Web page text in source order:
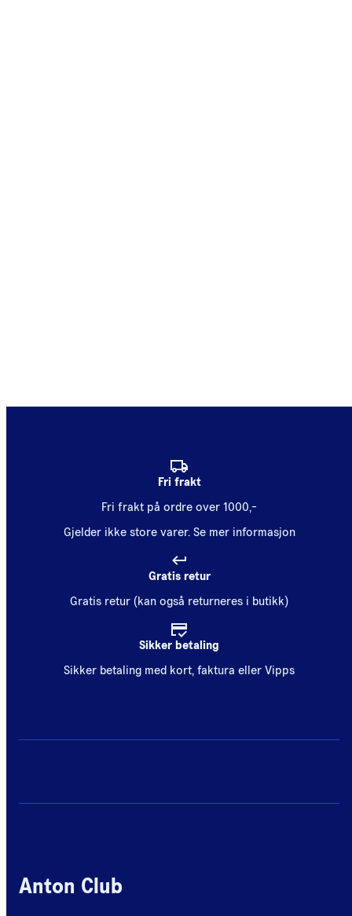
Fri frakt
Fri frakt på ordre over 1000,-
Gjelder ikke store varer. Se mer informasjon
Gratis retur
Gratis retur (kan også returneres i butikk)
Sikker betaling
Sikker betaling med kort, faktura eller Vipps
Anton Club